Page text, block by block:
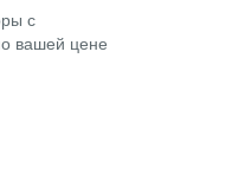
с
вашей цене